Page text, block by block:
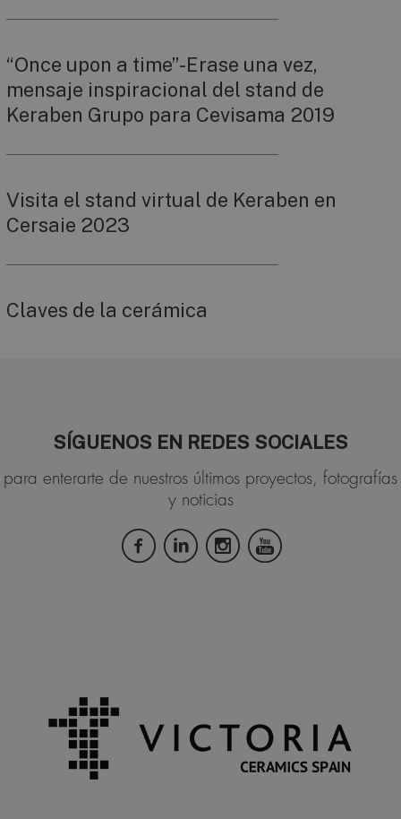
“Once upon a time”-Erase una vez,
mensaje inspiracional del stand de
Keraben Grupo para Cevisama 2019
Visita el stand virtual de Keraben en
Cersaie 2023
Claves de la cerámica
SÍGUENOS EN REDES SOCIALES
para enterarte de nuestros últimos proyectos, fotografías
y noticias